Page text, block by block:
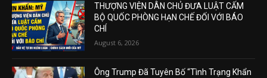
THƯỢNG VIỆN DÂN CHỦ ĐƯA LUẬT CẤM
BỘ QUỐC PHÒNG HẠN CHẾ ĐỐI VỚI BÁO
CHÍ
August 6, 2026
Ông Trump Đã Tuyên Bố “Tình Trạng Khẩn